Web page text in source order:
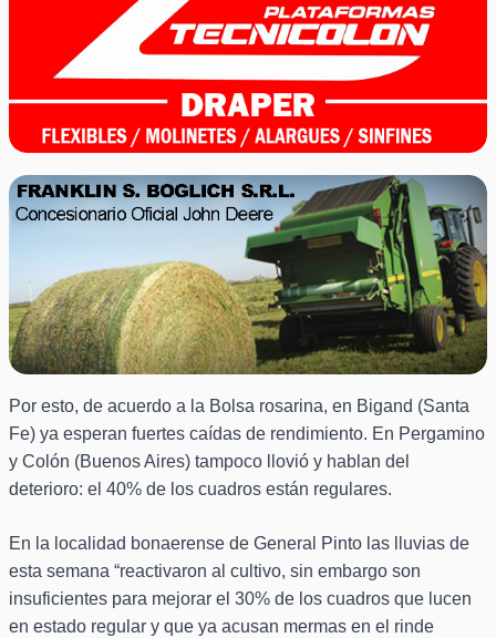
Por esto, de acuerdo a la Bolsa rosarina, en Bigand (Santa
Fe) ya esperan fuertes caídas de rendimiento. En Pergamino
y Colón (Buenos Aires) tampoco llovió y hablan del
deterioro: el 40% de los cuadros están regulares.
En la localidad bonaerense de General Pinto las lluvias de
esta semana “reactivaron al cultivo, sin embargo son
insuficientes para mejorar el 30% de los cuadros que lucen
en estado regular y que ya acusan mermas en el rinde